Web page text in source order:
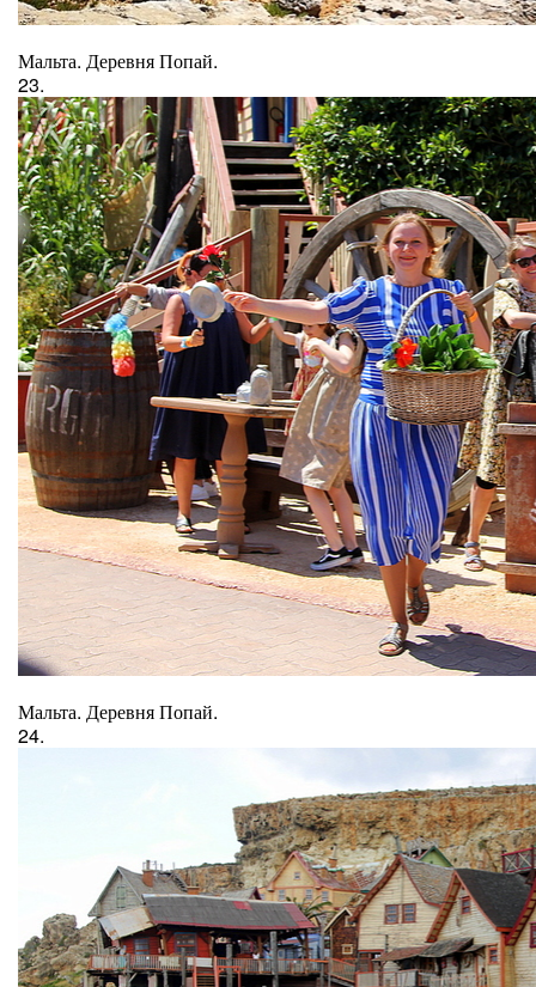
Мальта. Деревня Попай.
23.
Мальта. Деревня Попай.
24.